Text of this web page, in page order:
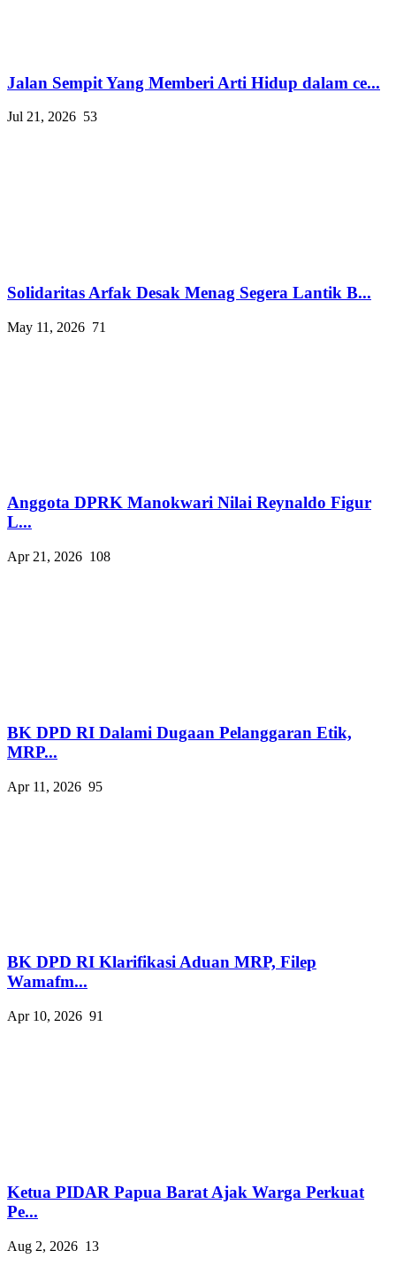
Jalan Sempit Yang Memberi Arti Hidup dalam ce...
Jul 21, 2026 53
Solidaritas Arfak Desak Menag Segera Lantik B...
May 11, 2026 71
Anggota DPRK Manokwari Nilai Reynaldo Figur
L...
Apr 21, 2026 108
BK DPD RI Dalami Dugaan Pelanggaran Etik,
MRP...
Apr 11, 2026 95
BK DPD RI Klarifikasi Aduan MRP, Filep
Wamafm...
Apr 10, 2026 91
Ketua PIDAR Papua Barat Ajak Warga Perkuat
Pe...
Aug 2, 2026 13